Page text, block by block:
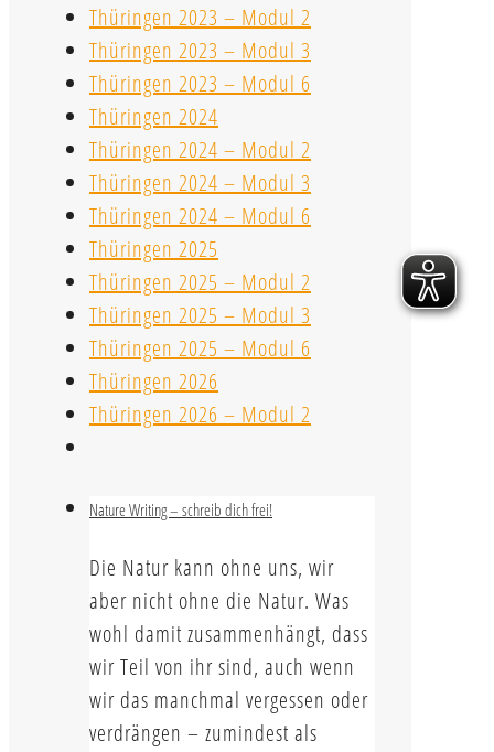
Thüringen 2023 – Modul 2
Thüringen 2023 – Modul 3
Thüringen 2023 – Modul 6
Thüringen 2024
Thüringen 2024 – Modul 2
Thüringen 2024 – Modul 3
Thüringen 2024 – Modul 6
Thüringen 2025
Thüringen 2025 – Modul 2
Thüringen 2025 – Modul 3
Thüringen 2025 – Modul 6
Thüringen 2026
Thüringen 2026 – Modul 2
Nature Writing – schreib dich frei!
Die Natur kann ohne uns, wir
aber nicht ohne die Natur. Was
wohl damit zusammenhängt, dass
wir Teil von ihr sind, auch wenn
wir das manchmal vergessen oder
verdrängen – zumindest als